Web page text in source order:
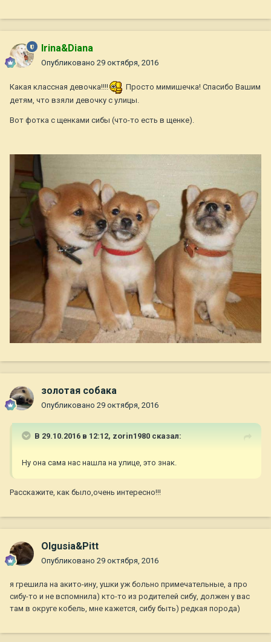
Irina&Diana
Опубликовано 29 октября, 2016
Какая классная девочка!!!!
Просто мимишечка! Спасибо Вашим
детям, что взяли девочку с улицы.
Вот фотка с щенками сибы (что-то есть в щенке).
золотая собака
Опубликовано 29 октября, 2016
В 29.10.2016 в 12:12, zorin1980 сказал:
Ну она сама нас нашла на улице, это знак.
Расскажите, как было,очень интересно!!!
Olgusia&Pitt
Опубликовано 29 октября, 2016
я грешила на акито-ину, ушки уж больно примечательные, а про
сибу-то и не вспомнила) кто-то из родителей сибу, должен у вас
там в округе кобель, мне кажется, сибу быть) редкая порода)